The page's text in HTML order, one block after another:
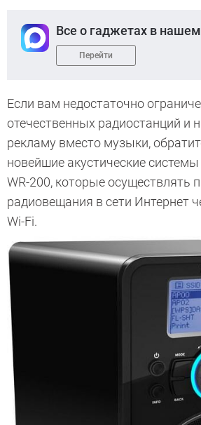
Все о гаджетах в
Перейти
Если вам недостаточно
отечественных радиостанций и
рекламу вместо музыки,
новейшие акустические
WR-200, которые осуществлять
радиовещания в сети Интернет
Wi-Fi.